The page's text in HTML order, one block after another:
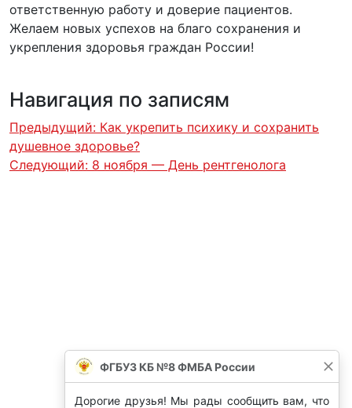
ответственную работу и доверие пациентов.
Желаем новых успехов на благо сохранения и
укрепления здоровья граждан России!
Навигация по записям
Предыдущий: Как укрепить психику и сохранить
душевное здоровье?
Следующий: 8 ноября — День рентгенолога
ФГБУЗ КБ №8 ФМБА России
Дорогие друзья! Мы рады сообщить вам, что